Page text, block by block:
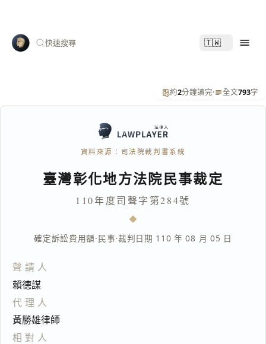
快速搜尋 🇹🇼
約2分鐘讀完· 全文793字
資料來源：司法院裁判書系統
臺灣彰化地方法院民事裁定
110年度司聲字第284號
確定訴訟費用額·民事·裁判日期 110 年 08 月 05 日
聲請人
賴德謀
代理人
黃勝雄律師
相對人